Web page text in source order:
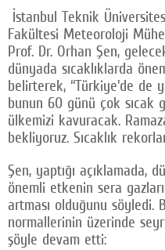
Google Plus
© 2026 TÜM HAKLARI SAKLIDIR
İstanbul Teknik
Fakültesi Meteoroloji
Prof. Dr. Orhan Şen,
dünyada sıcaklıklarda
belirterek, “Türkiye'de de
bunun 60 günü çok sıcak
ülkemizi kavuracak.
bekliyoruz. Sıcaklık
Şen, yaptığı açıklamada,
önemli etkenin sera
artması olduğunu söyledi.
normallerinin üzerinde
şöyle devam etti: